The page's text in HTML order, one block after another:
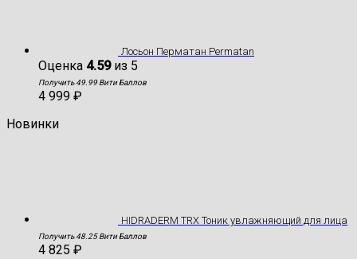
Лосьон Перматан Permatan
Оценка 4.59из 5
Получить 49.99 Вити Баллов
4 999 ₽
Новинки
HIDRADERM TRX Тоник увлажняющий для лица
Получить 48.25 Вити Баллов
4 825 ₽